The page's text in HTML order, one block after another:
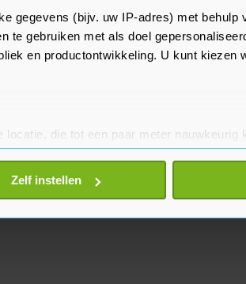
gegevens (bijv. uw IP-adres) met behulp
te gebruiken met als doel
en productontwikkeling. U kunt kiezen
die tot een paar meter nauwkeurig
op specifieke eigenschappen
verwerkt en stel uw voorkeuren in het
Cookieverklaring.
Zelf instellen